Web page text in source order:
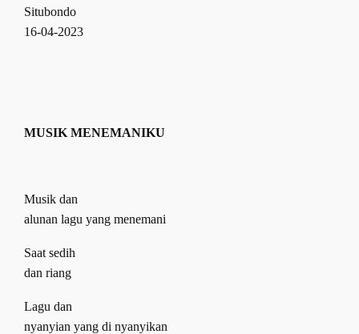
Situbondo
16-04-2023
MUSIK MENEMANIKU
Musik dan
alunan lagu yang menemani
Saat sedih
dan riang
Lagu dan
nyanyian yang di nyanyikan